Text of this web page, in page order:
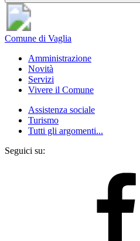
Comune di Vaglia
Amministrazione
Novità
Servizi
Vivere il Comune
Assistenza sociale
Turismo
Tutti gli argomenti...
Seguici su: